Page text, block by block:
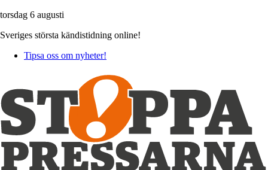
torsdag 6 augusti
Sveriges största kändistidning online!
Tipsa oss om nyheter!